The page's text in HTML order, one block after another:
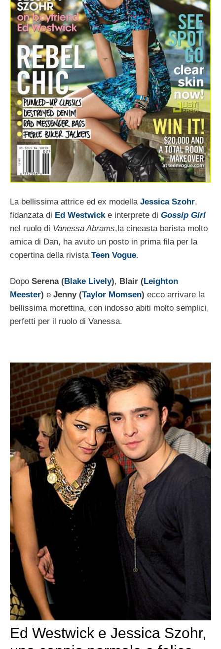
La bellissima attrice ed ex modella Jessica Szohr,
fidanzata di Ed Westwicke interprete di Gossip Girl
nel ruolo di Vanessa Abrams,la cineasta barista molto
amica di Dan, ha avuto un posto in prima fila per la
copertina della rivista Teen Vogue.
Dopo Serena (Blake Lively), Blair (Leighton
Meester) e Jenny (Taylor Momsen) ecco arrivare la
bellissima morettina, con indosso abiti molto semplici,
perfetti per il ruolo di Vanessa.
Ed Westwick e Jessica Szohr,